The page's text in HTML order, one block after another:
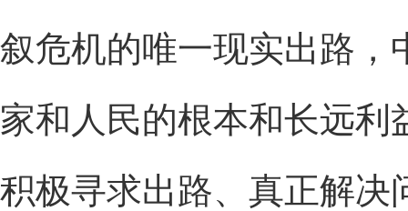
叙危机的唯一现实出路，
家和人民的根本和长远
积极寻求出路、真正解决